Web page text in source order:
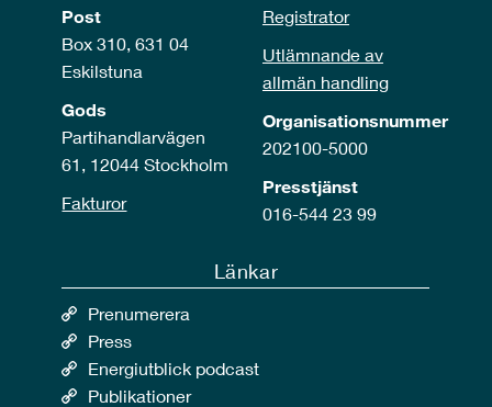
Post
Box 310, 631 04
Eskilstuna
Gods
Partihandlarvägen
61, 12044 Stockholm
Fakturor
Registrator
Utlämnande av
allmän handling
Organisationsnummer
202100-5000
Presstjänst
016-544 23 99
Länkar
Prenumerera
Press
Energiutblick podcast
Publikationer